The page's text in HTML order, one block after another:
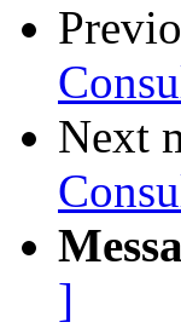
Next
]